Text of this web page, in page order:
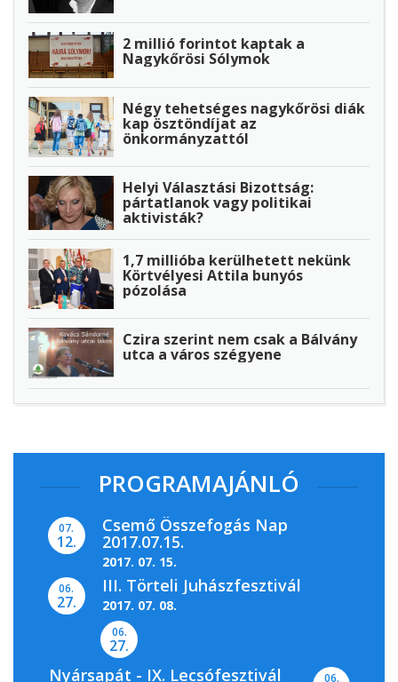
2 millió forintot kaptak a
Nagykőrösi Sólymok
Négy tehetséges nagykőrösi diák
kap ösztöndíjat az
önkormányzattól
Helyi Választási Bizottság:
pártatlanok vagy politikai
aktivisták?
1,7 millióba kerülhetett nekünk
Körtvélyesi Attila bunyós
pózolása
Czira szerint nem csak a Bálvány
utca a város szégyene
PROGRAMAJÁNLÓ
07.
12.
Csemő Összefogás Nap
2017.07.15.
2017. 07. 15.
06.
27.
III. Törteli Juhászfesztivál
2017. 07. 08.
06.
27.
Nyársapát - IX. Lecsófesztivál 06.